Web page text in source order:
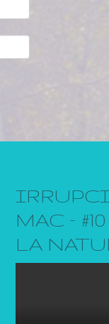
MAC –
LA